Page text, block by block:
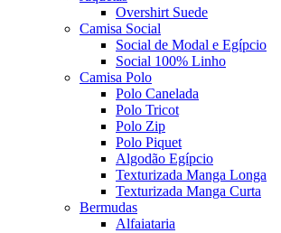
Overshirt Suede
Camisa Social
Social de Modal e Egípcio
Social 100% Linho
Camisa Polo
Polo Canelada
Polo Tricot
Polo Zip
Polo Piquet
Algodão Egípcio
Texturizada Manga Longa
Texturizada Manga Curta
Bermudas
Alfaiataria